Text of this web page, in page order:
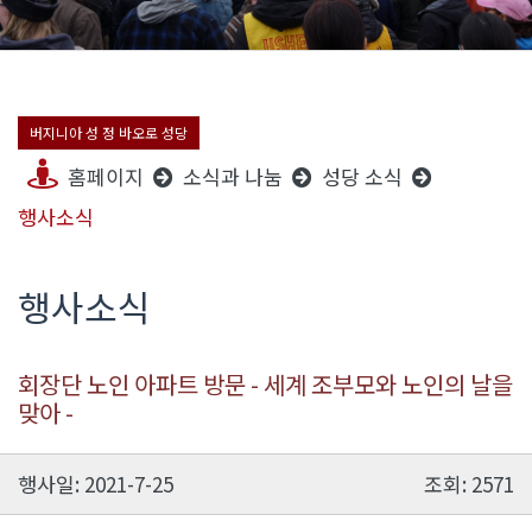
버지니아 성 정 바오로 성당
홈페이지 소식과 나눔
성당 소식
행사소식
행사소식
회장단 노인 아파트 방문 - 세계 조부모와 노인의 날을
맞아 -
행사일: 2021-7-25 조회: 2571